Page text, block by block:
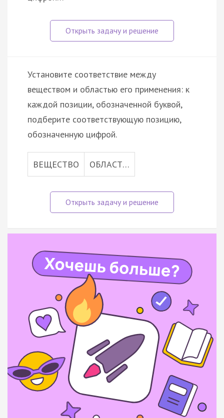
Установите соответствие между
веществом и областью его применения: к
каждой позиции, обозначенной буквой,
подберите соответствующую позицию,
обозначенную цифрой.
ВЕЩЕСТВО ОБЛАСТ…